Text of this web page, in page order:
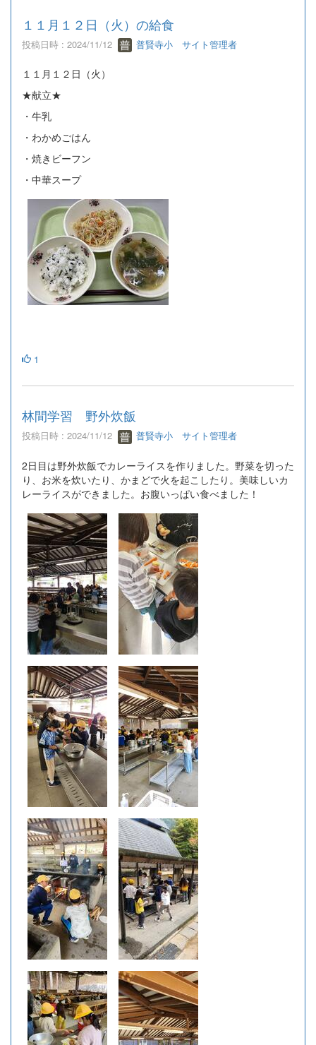
１１月１２日（火）の給食
投稿日時 : 2024/11/12 普賢寺小 サイト管理者
１１月１２日（火）
★献立★
・牛乳
・わかめごはん
・焼きビーフン
・中華スープ
1
林間学習 野外炊飯
投稿日時 : 2024/11/12 普賢寺小 サイト管理者
2日目は野外炊飯でカレーライスを作りました。野菜を切った
り、お米を炊いたり、かまどで火を起こしたり。美味しいカ
レーライスができました。お腹いっぱい食べました！